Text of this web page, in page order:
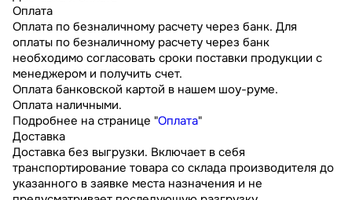
Оплата
Оплата по безналичному расчету через банк. Для
оплаты по безналичному расчету через банк
необходимо согласовать сроки поставки продукции с
менеджером и получить счет.
Оплата банковской картой в нашем шоу-руме.
Оплата наличными.
Подробнее на странице "Оплата"
Доставка
Доставка без выгрузки. Включает в себя
транспортирование товара со склада производителя до
указанного в заявке места назначения и не